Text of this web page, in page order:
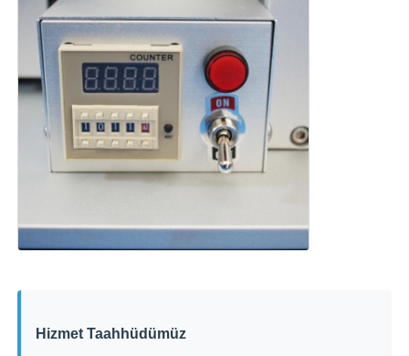
Hizmet Taahhüdümüz